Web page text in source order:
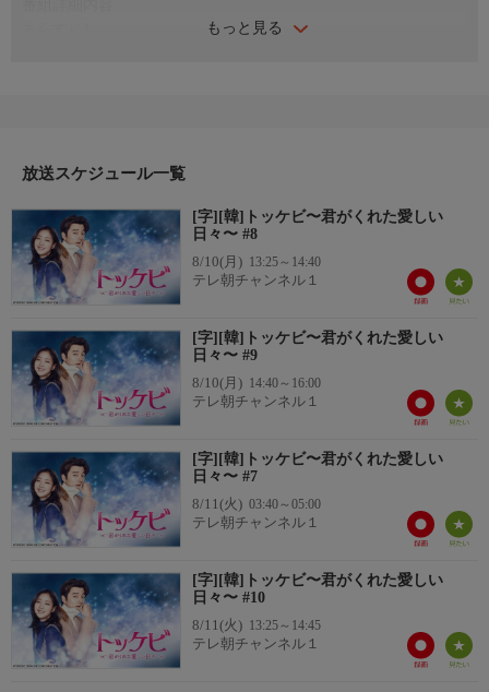
もっと見る
あらすじ2
て涙を流した死神だが、いつものように言い争う気力はなく…。
放送スケジュール一覧
[字][韓]トッケビ〜君がくれた愛しい
日々〜 #8
8/10(月) 13:25～14:40
テレ朝チャンネル１
[字][韓]トッケビ〜君がくれた愛しい
日々〜 #9
8/10(月) 14:40～16:00
テレ朝チャンネル１
[字][韓]トッケビ〜君がくれた愛しい
日々〜 #7
8/11(火) 03:40～05:00
テレ朝チャンネル１
[字][韓]トッケビ〜君がくれた愛しい
日々〜 #10
8/11(火) 13:25～14:45
テレ朝チャンネル１